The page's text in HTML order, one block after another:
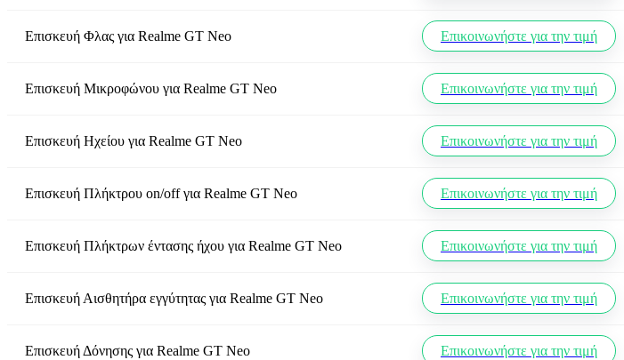
Επισκευή Φλας για Realme GT Neo Επικοινωνήστε για την τιμή
Επισκευή Μικροφώνου για Realme GT Neo Επικοινωνήστε για την τιμή
Επισκευή Ηχείου για Realme GT Neo Επικοινωνήστε για την τιμή
Επισκευή Πλήκτρου on/offγια Realme GT Neo Επικοινωνήστε για την τιμή
Επισκευή Πλήκτρων έντασης ήχου για Realme GT Neo Επικοινωνήστε για την τιμή
Επισκευή Αισθητήρα εγγύτητας για Realme GT Neo Επικοινωνήστε για την τιμή
Επισκευή Δόνησης για Realme GT Neo Επικοινωνήστε για την τιμή